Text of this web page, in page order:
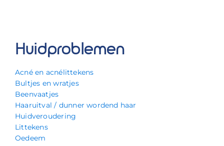
Huidproblemen
Acné en acnélittekens
Bultjes en wratjes
Beenvaatjes
Haaruitval / dunner wordend haar
Huidveroudering
Littekens
Oedeem